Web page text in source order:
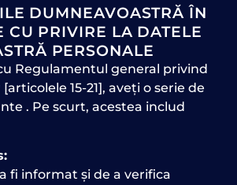
DUMNEAVOASTRĂ ÎN
CU PRIVIRE LA DATELE
PERSONALE
Regulamentul general privind
15-21], aveți o serie de
. Pe scurt, acestea includ
fi informat și de a verifica